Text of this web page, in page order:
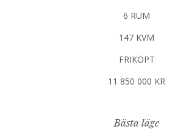
6 RUM
147 KVM
FRIKÖPT
11 850 000 KR
Bästa läge